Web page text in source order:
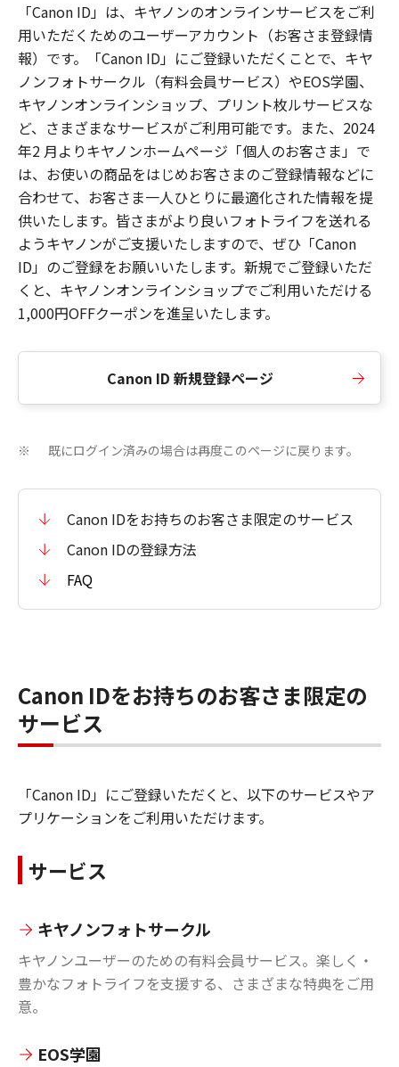
「Canon ID」は、キヤノンのオンラインサービスをご利
用いただくためのユーザーアカウント（お客さま登録情
報）です。「Canon ID」にご登録いただくことで、キヤ
ノンフォトサークル（有料会員サービス）やEOS学園、
キヤノンオンラインショップ、プリント枚ルサービスな
ど、さまざまなサービスがご利用可能です。また、2024
年2 月よりキヤノンホームページ「個人のお客さま」で
は、お使いの商品をはじめお客さまのご登録情報などに
合わせて、お客さま一人ひとりに最適化された情報を提
供いたします。皆さまがより良いフォトライフを送れる
ようキヤノンがご支援いたしますので、ぜひ「Canon
ID」のご登録をお願いいたします。新規でご登録いただ
くと、キヤノンオンラインショップでご利用いただける
1,000円OFFクーポンを進呈いたします。
Canon ID 新規登録ページ
※ 既にログイン済みの場合は再度このページに戻ります。
Canon IDをお持ちのお客さま限定のサービス
Canon IDの登録方法
FAQ
Canon IDをお持ちのお客さま限定の
サービス
「Canon ID」にご登録いただくと、以下のサービスやア
プリケーションをご利用いただけます。
サービス
キヤノンフォトサークル
キヤノンユーザーのための有料会員サービス。楽しく・
豊かなフォトライフを支援する、さまざまな特典をご用
意。
EOS学園